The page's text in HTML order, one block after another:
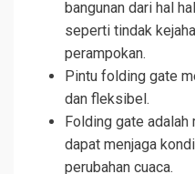
bangunan dari hal
seperti tindak
perampokan.
Pintu folding gate
dan fleksibel.
Folding gate
dapat menjaga
perubahan cuaca.